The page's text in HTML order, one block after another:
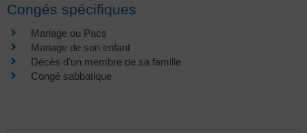
Congés spécifiques
Mariage ou Pacs
Mariage de son enfant
Décès d'un membre de sa famille
Congé sabbatique